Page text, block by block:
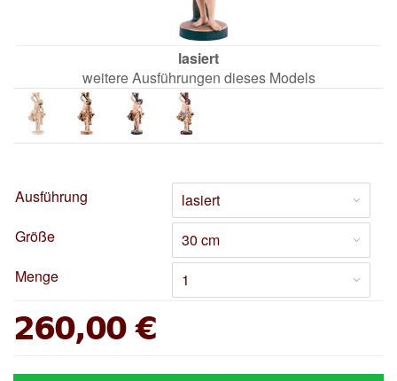
lasiert
weitere Ausführungen dieses Models
Ausführung
Größe
Menge
260,00 €